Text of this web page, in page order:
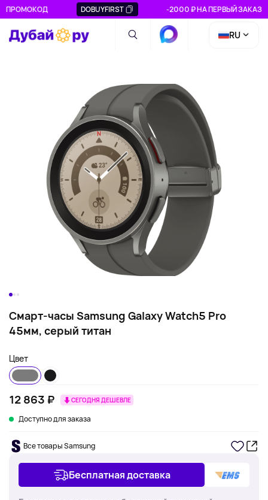
ПРОМОКОД DOBUYFIRST -2000 ₽ НА ПЕРВЫЙ ЗАКАЗ
RU
Смарт-часы Samsung Galaxy Watch5 Pro
45мм, серый титан
Цвет
12 863 ₽ СЕГОДНЯ ДЕШЕВЛЕ
Доступно для заказа
Все товары Samsung
Бесплатная доставка